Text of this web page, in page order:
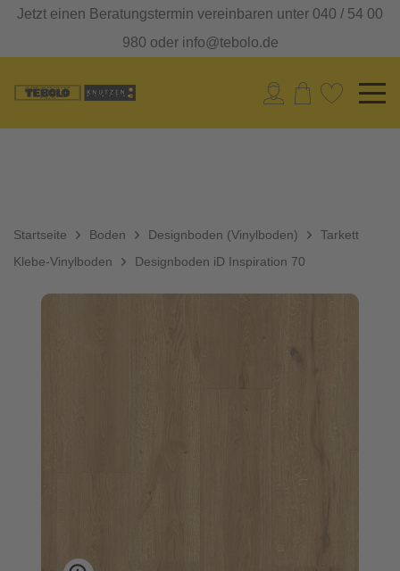
Jetzt einen Beratungstermin vereinbaren unter 040 / 54 00
980 oder info@tebolo.de
Startseite Boden
Designboden (Vinylboden)
Klebe-Vinylboden
Tarkett
Designboden iD Inspiration 70